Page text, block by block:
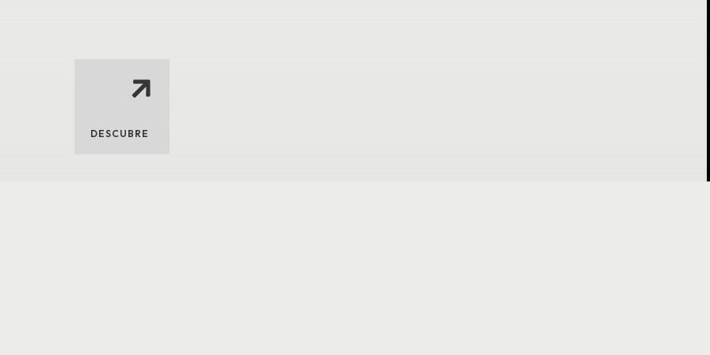
DESCUBRE